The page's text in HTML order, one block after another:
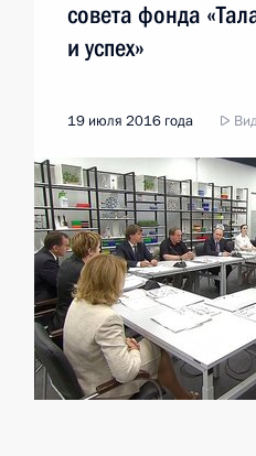
совета фонда
и успех»
19 июля 2016 года